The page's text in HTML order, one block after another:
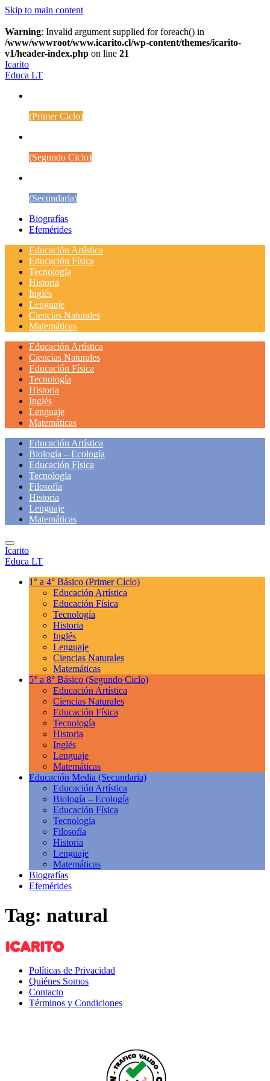
Skip to main content
Warning: Invalid argument supplied for foreach() in
/www/wwwroot/www.icarito.cl/wp-content/themes/icarito-
v1/header-index.php on line 21
Icarito
Educa LT
(Primer Ciclo)
(Segundo Ciclo)
(Secundaria)
Biografías
Efemérides
Educación Artística
Educación Física
Tecnología
Historia
Inglés
Lenguaje
Ciencias Naturales
Matemáticas
Educación Artística
Ciencias Naturales
Educación Física
Tecnología
Historia
Inglés
Lenguaje
Matemáticas
Educación Artística
Biología – Ecología
Educación Física
Tecnología
Filosofía
Historia
Lenguaje
Matemáticas
Icarito
Educa LT
1° a 4° Básico (Primer Ciclo)
Educación Artística
Educación Física
Tecnología
Historia
Inglés
Lenguaje
Ciencias Naturales
Matemáticas
5° a 8° Básico (Segundo Ciclo)
Educación Artística
Ciencias Naturales
Educación Física
Tecnología
Historia
Inglés
Lenguaje
Matemáticas
Educación Media (Secundaria)
Educación Artística
Biología – Ecología
Educación Física
Tecnología
Filosofía
Historia
Lenguaje
Matemáticas
Biografías
Efemérides
Tag: natural
Políticas de Privacidad
Quiénes Somos
Contacto
Términos y Condiciones